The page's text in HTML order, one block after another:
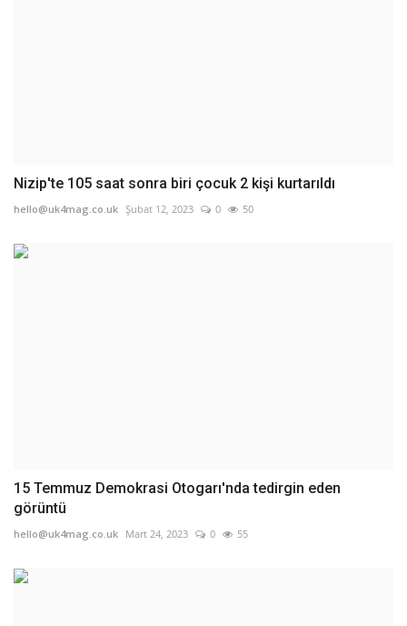
Nizip'te 105 saat sonra biri çocuk 2 kişi kurtarıldı
hello@uk4mag.co.uk Şubat 12, 2023 0 50
15 Temmuz Demokrasi Otogarı'nda tedirgin eden
görüntü
hello@uk4mag.co.uk Mart 24, 2023 0 55